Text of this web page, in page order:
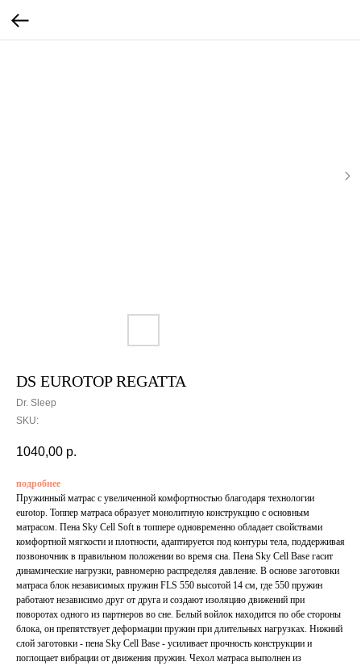
DS EUROTOP REGATTA
Dr. Sleep
SKU:
1040,00 р.
подробнее
Пружинный матрас с увеличенной комфортностью благодаря технологии
eurotop. Топпер матраса образует монолитную конструкцию с основным
матрасом. Пена Sky Cell Soft в топпере одновременно обладает свойствами
комфортной мягкости и плотности, адаптируется под контуры тела, поддерживая
позвоночник в правильном положении во время сна. Пена Sky Cell Base гасит
динамические нагрузки, равномерно распределяя давление. В основе заготовки
матраса блок независимых пружин FLS 550 высотой 14 см, где 550 пружин
работают независимо друг от друга и создают изоляцию движений при
поворотах одного из партнеров во сне. Белый войлок находится по обе стороны
блока, он препятствует деформации пружин при длительных нагрузках. Нижний
слой заготовки - пена Sky Cell Base - усиливает прочность конструкции и
поглощает вибрации от движения пружин. Чехол матраса выполнен из